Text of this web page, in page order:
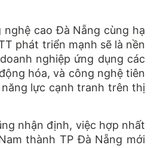
cao Đà Nẵng cùng hạ
phát triển mạnh sẽ là nền
nghiệp ứng dụng các
hóa, và công nghệ tiên
lực cạnh tranh trên thị
nhận định, việc hợp nhất
thành TP Đà Nẵng mới